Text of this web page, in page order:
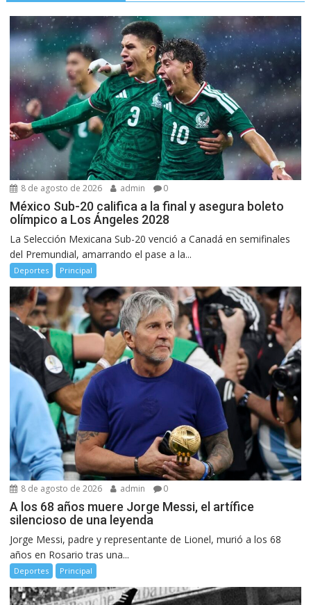
8 de agosto de 2026 admin 0
México Sub-20 califica a la final y asegura boleto
olímpico a Los Ángeles 2028
La Selección Mexicana Sub-20 venció a Canadá en semifinales
del Premundial, amarrando el pase a la...
Deportes Principal
8 de agosto de 2026 admin 0
A los 68 años muere Jorge Messi, el artífice
silencioso de una leyenda
Jorge Messi, padre y representante de Lionel, murió a los 68
años en Rosario tras una...
Deportes Principal